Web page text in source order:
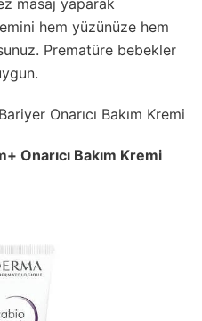
masaj yaparak
hem yüzünüze hem
Prematüre bebekler
Onarıcı Bakım Kremi
Onarıcı Bakım Kremi